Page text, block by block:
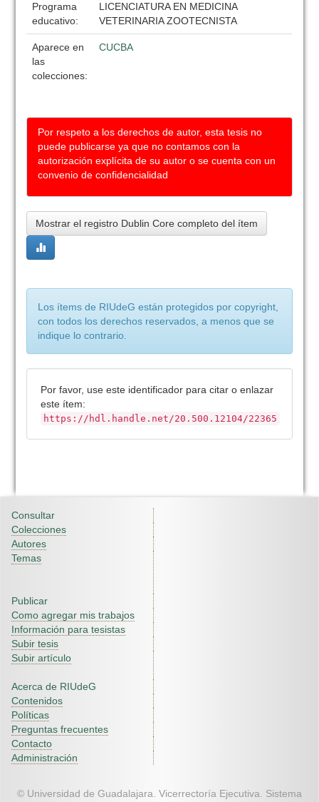
Programa
educativo:
LICENCIATURA EN MEDICINA
VETERINARIA ZOOTECNISTA
Aparece en
las
colecciones:
CUCBA
Por respeto a los derechos de autor, esta tesis no
puede publicarse ya que no contamos con la
autorización explícita de su autor o se cuenta con un
convenio de confidencialidad
Mostrar el registro Dublin Core completo del ítem
Los ítems de RIUdeG están protegidos por copyright,
con todos los derechos reservados, a menos que se
indique lo contrario.
Por favor, use este identificador para citar o enlazar
este ítem:
https://hdl.handle.net/20.500.12104/22365
Consultar
Colecciones
Autores
Temas
Publicar
Como agregar mis trabajos
Información para tesistas
Subir tesis
Subir artículo
Acerca de RIUdeG
Contenidos
Políticas
Preguntas frecuentes
Contacto
Administración
© Universidad de Guadalajara. Vicerrectoría Ejecutiva. Sistema